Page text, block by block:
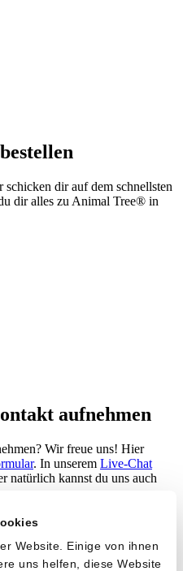
Website. Einige von ihnen
uns helfen, diese Website
schicken dir auf dem schnellsten
dir alles zu Animal Tree® in
aufnehmen
Wir freue uns! Hier
. In unserem Live-Chat
natürlich kannst du uns auch